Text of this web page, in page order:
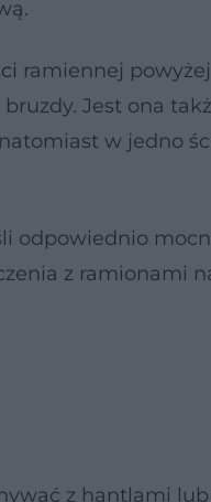
ramiennej
Jest ona
w jedno
odpowiednio
z ramionami
z hantlami